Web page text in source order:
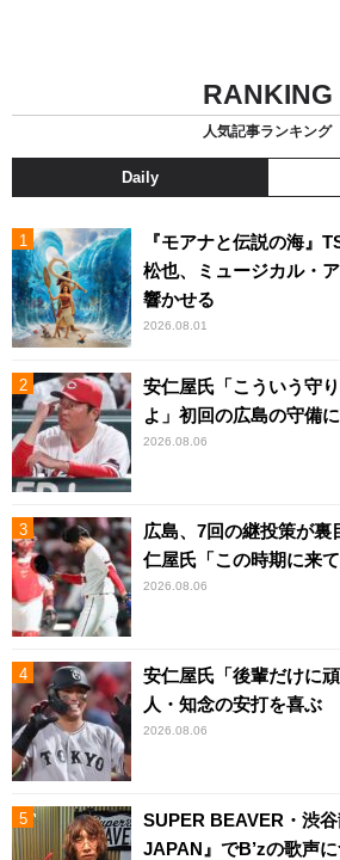
RANKING
人気記事ランキング
Daily
『モアナと伝説の海』
松也、ミュージカル・
響かせる
2026.08.01
安仁屋氏「こういう守
よ」初回の広島の守備
2026.08.06
広島、7回の継投策が
仁屋氏「この時期に来て
2026.08.06
安仁屋氏「後輩だけに
人・知念の安打を喜ぶ
2026.08.06
SUPER BEAVER・渋
JAPAN』でB’zの歌声